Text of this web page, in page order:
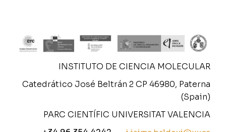
INSTITUTO DE CIENCIA MOLECULAR
Catedrático José Beltrán 2 CP 46980, Paterna
(Spain)
PARC CIENTÍFIC UNIVERSITAT VALENCIA